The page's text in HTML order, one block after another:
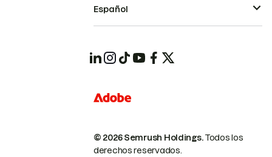
© 2026 Semrush Holdings.Todos los
derechos reservados.
Español